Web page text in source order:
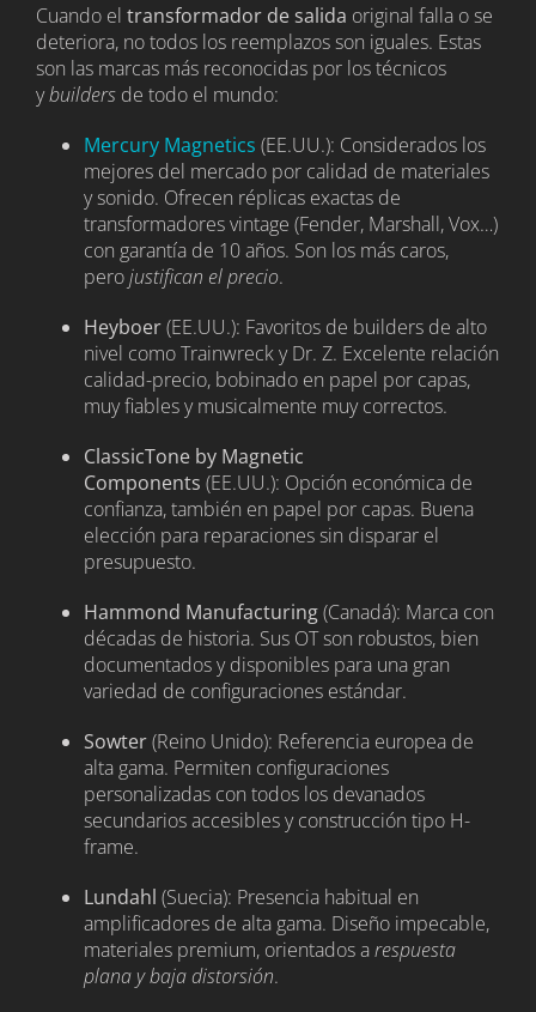
Cuando el transformador de salida original falla o se
deteriora, no todos los reemplazos son iguales. Estas
son las marcas más reconocidas por los técnicos
ybuildersde todo el mundo:
Mercury Magnetics (EE.UU.): Considerados los
mejores del mercado por calidad de materiales
y sonido. Ofrecen réplicas exactas de
transformadores vintage (Fender, Marshall, Vox…)
con garantía de 10 años. Son los más caros,
perojustifican el precio.
Heyboer(EE.UU.): Favoritos de builders de alto
nivel como Trainwreck y Dr. Z. Excelente relación
calidad-precio, bobinado en papel por capas,
muy fiables y musicalmente muy correctos.
ClassicTone by Magnetic
Components (EE.UU.): Opción económica de
confianza, también en papel por capas. Buena
elección para reparaciones sin disparar el
presupuesto.
Hammond Manufacturing(Canadá): Marca con
décadas de historia. Sus OT son robustos, bien
documentados y disponibles para una gran
variedad de configuraciones estándar.
Sowter(Reino Unido): Referencia europea de
alta gama. Permiten configuraciones
personalizadas con todos los devanados
secundarios accesibles y construcción tipo H-
frame.
Lundahl (Suecia): Presencia habitual en
amplificadores de alta gama. Diseño impecable,
materiales premium, orientados arespuesta
plana y baja distorsión.